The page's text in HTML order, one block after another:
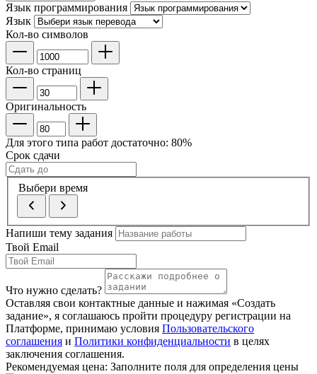
Язык программирования
Язык
Кол-во символов
Кол-во страниц
Оригинальность
Для этого типа работ достаточно: 80%
Срок сдачи
Выбери время
Напиши тему задания
Твой Email
Что нужно сделать?
Оставляя свои контактные данные и нажимая «Создать
задание», я соглашаюсь пройти процедуру регистрации на
Платформе, принимаю условия Пользовательского
соглашения и Политики конфиденциальности в целях
заключения соглашения.
Рекомендуемая цена: Заполните поля для определения цены